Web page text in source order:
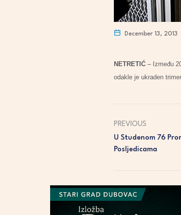
December 13, 2013
NETRETIĆ – Između
odakle je ukraden
PREVIOUS
U Studenom 76
Posljedicama